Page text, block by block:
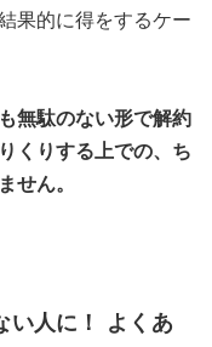
果的に得をするケー
無駄のない形で解約
くりする上での、ち
せん。
い人に！ よくあ